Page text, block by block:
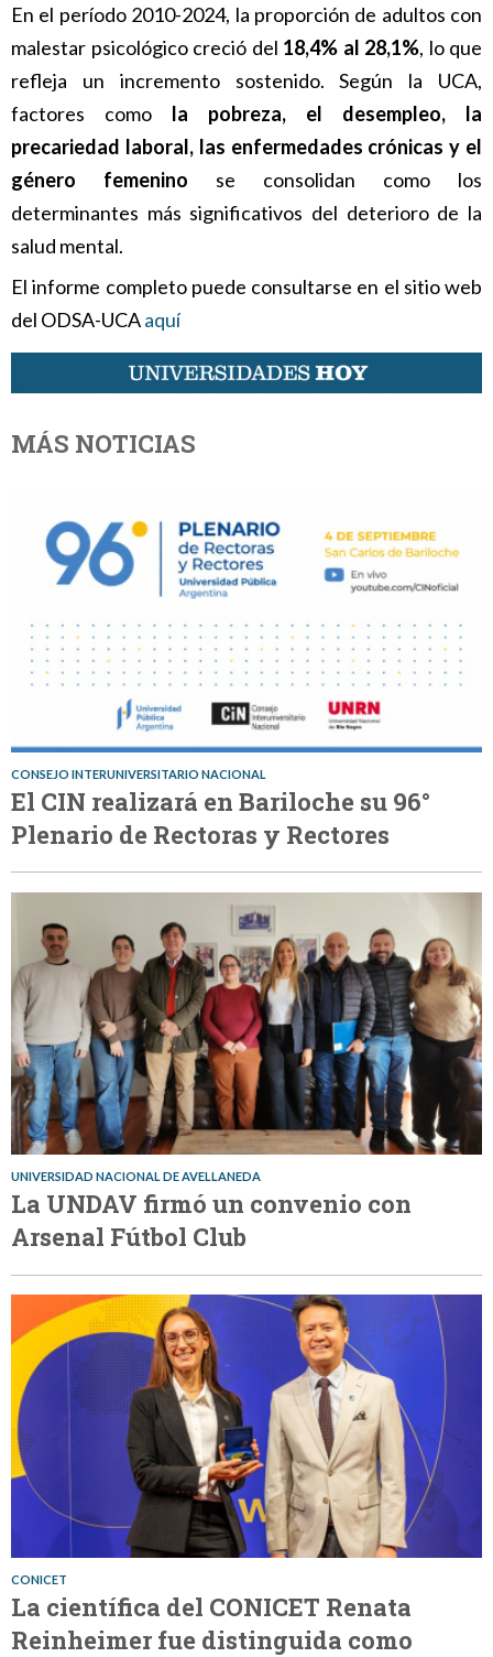
En el período 2010-2024, la proporción de adultos con
malestar psicológico creció del 18,4% al 28,1%, lo que
refleja un incremento sostenido. Según la UCA,
factores como la pobreza, el desempleo, la
precariedad laboral, las enfermedades crónicas y el
género femenino se consolidan como los
determinantes más significativos del deterioro de la
salud mental.
El informe completo puede consultarse en el sitio web
del ODSA-UCAaquí
MÁS NOTICIAS
CONSEJO INTERUNIVERSITARIO NACIONAL
El CIN realizará en Bariloche su 96°
Plenario de Rectoras y Rectores
UNIVERSIDAD NACIONAL DE AVELLANEDA
La UNDAV firmó un convenio con
Arsenal Fútbol Club
CONICET
La científica del CONICET Renata
Reinheimer fue distinguida como